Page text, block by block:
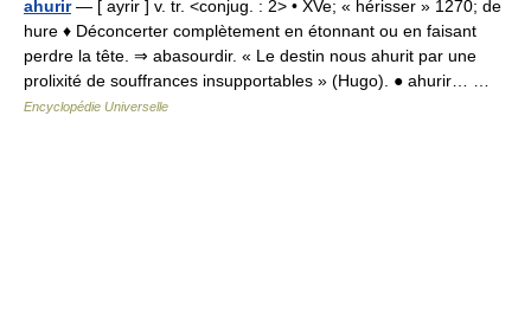
ahurir— [ ayrir ] v. tr. <conjug. : 2> • XVe; « hérisser » 1270; de
hure ♦ Déconcerter complètement en étonnant ou en faisant
perdre la tête. ⇒ abasourdir. « Le destin nous ahurit par une
prolixité de souffrances insupportables » (Hugo). ● ahurir… …
Encyclopédie Universelle